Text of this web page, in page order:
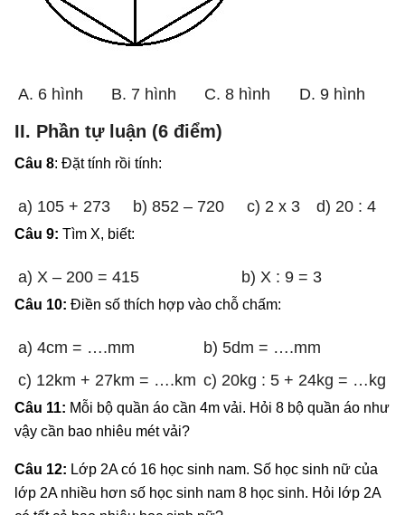
A. 6 hình B. 7 hình C. 8 hình D. 9 hình
II. Phần tự luận (6 điểm)
Câu 8: Đặt tính rồi tính:
a) 105 + 273 b) 852 – 720 c) 2 x 3 d) 20 : 4
Câu 9: Tìm X, biết:
a) X – 200 = 415 b) X : 9 = 3
Câu 10: Điền số thích hợp vào chỗ chấm:
a) 4cm = ….mm
b) 5dm = ….mm
c) 12km + 27km = ….km c) 20kg : 5 + 24kg = …kg
Câu 11: Mỗi bộ quần áo cần 4m vải. Hỏi 8 bộ quần áo như
vậy cần bao nhiêu mét vải?
Câu 12: Lớp 2A có 16 học sinh nam. Số học sinh nữ của
lớp 2A nhiều hơn số học sinh nam 8 học sinh. Hỏi lớp 2A